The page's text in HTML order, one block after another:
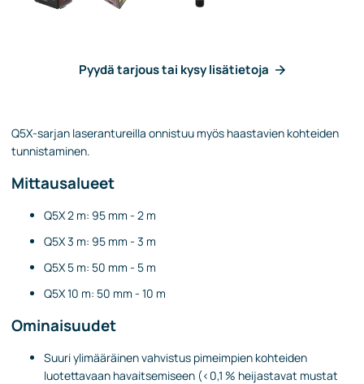
Pyydä tarjous tai kysy lisätietoja
Q5X-sarjan laserantureilla onnistuu myös haastavien kohteiden
tunnistaminen.
Mittausalueet
Q5X 2 m: 95 mm - 2 m
Q5X 3 m: 95 mm - 3 m
Q5X 5 m: 50 mm - 5 m
Q5X 10 m: 50 mm - 10 m
Ominaisuudet
Suuri ylimääräinen vahvistus pimeimpien kohteiden
luotettavaan havaitsemiseen (<0,1 % heijastavat mustat